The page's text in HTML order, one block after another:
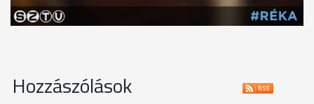
Hozzászólások